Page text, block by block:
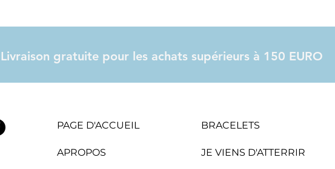
Livraison gratuite pour les achats supérieurs à 150 EURO
PAGE D'ACCUEIL
APROPOS
BRACELETS
JE VIENS D'ATTERRIR